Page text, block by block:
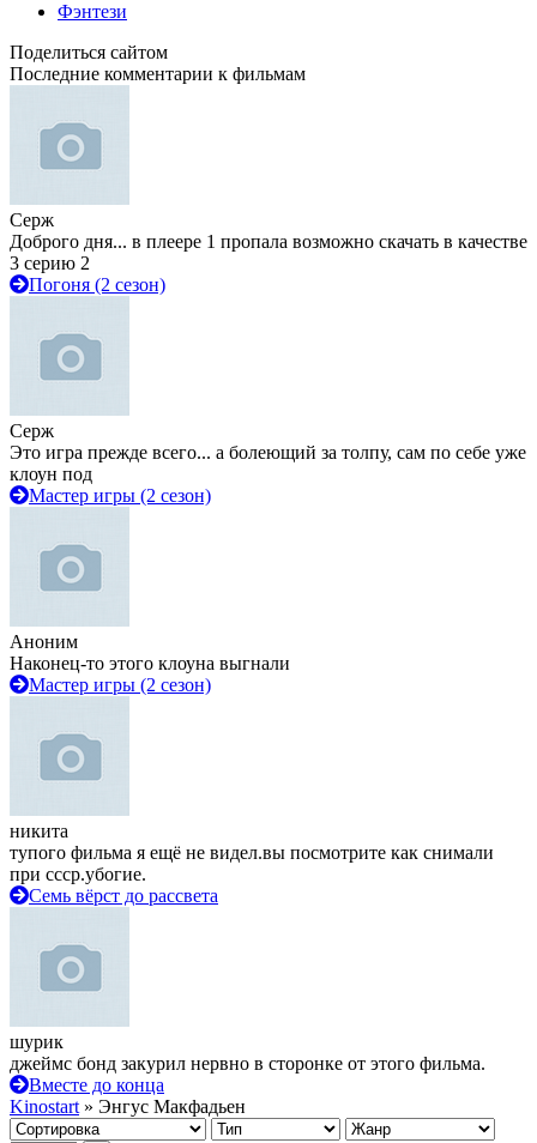
Фэнтези
Поделиться сайтом
Последние комментарии к фильмам
Серж
Доброго дня... в плеере 1 пропала возможно скачать в качестве
3 серию 2
Погоня (2 сезон)
Серж
Это игра прежде всего... а болеющий за толпу, сам по себе уже
клоун под
Мастер игры (2 сезон)
Аноним
Наконец-то этого клоуна выгнали
Мастер игры (2 сезон)
никита
тупого фильма я ещё не видел.вы посмотрите как снимали
при ссср.убогие.
Семь вёрст до рассвета
шурик
джеймс бонд закурил нервно в сторонке от этого фильма.
Вместе до конца
Kinostart » Энгус Макфадьен